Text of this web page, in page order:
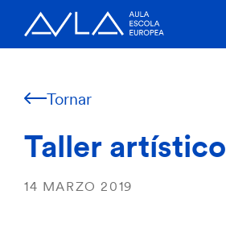
Tornar
Taller artístico
14 MARZO 2019